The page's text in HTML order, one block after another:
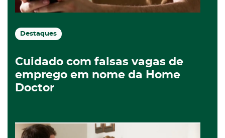
Destaques
Cuidado com falsas vagas de
emprego em nome da Home
Doctor